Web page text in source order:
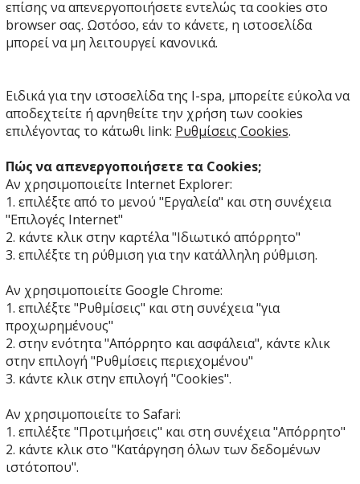
επίσης να απενεργοποιήσετε εντελώς τα cookies στο
browser σας. Ωστόσο, εάν το κάνετε, η ιστοσελίδα
μπορεί να μη λειτουργεί κανονικά.
Ειδικά για την ιστοσελίδα της I-spa, μπορείτε εύκολα να
αποδεχτείτε ή αρνηθείτε την χρήση των cookies
επιλέγοντας το κάτωθι link: Ρυθμίσεις Cookies.
Πώς να απενεργοποιήσετε τα Cookies;
Αν χρησιμοποιείτε Internet Explorer:
1. επιλέξτε από το μενού "Εργαλεία" και στη συνέχεια
"Επιλογές Internet"
2. κάντε κλικ στην καρτέλα "Ιδιωτικό απόρρητο"
3. επιλέξτε τη ρύθμιση για την κατάλληλη ρύθμιση.
Αν χρησιμοποιείτε Google Chrome:
1. επιλέξτε "Ρυθμίσεις" και στη συνέχεια "για
προχωρημένους"
2. στην ενότητα "Απόρρητο και ασφάλεια", κάντε κλικ
στην επιλογή "Ρυθμίσεις περιεχομένου"
3. κάντε κλικ στην επιλογή "Cookies".
Αν χρησιμοποιείτε το Safari:
1. επιλέξτε "Προτιμήσεις" και στη συνέχεια "Απόρρητο"
2. κάντε κλικ στο "Κατάργηση όλων των δεδομένων
ιστότοπου".